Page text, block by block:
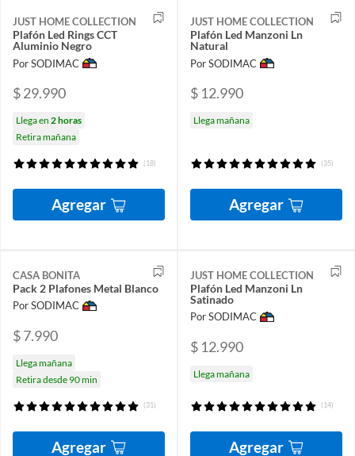
JUST HOME COLLECTION
Plafón Led Rings CCT
Aluminio Negro
Por SODIMAC
$ 29.990
Llega en 2 horas
Retira mañana
(18)
Agregar
JUST HOME COLLECTION
Plafón Led Manzoni Ln
Natural
Por SODIMAC
$ 12.990
Llega mañana
(35)
Agregar
CASA BONITA
Pack 2 Plafones Metal Blanco
Por SODIMAC
$ 7.990
Llega mañana
Retira desde 90 min
(31)
Agregar
JUST HOME COLLECTION
Plafón Led Manzoni Ln
Satinado
Por SODIMAC
$ 12.990
Llega mañana
(14)
Agregar